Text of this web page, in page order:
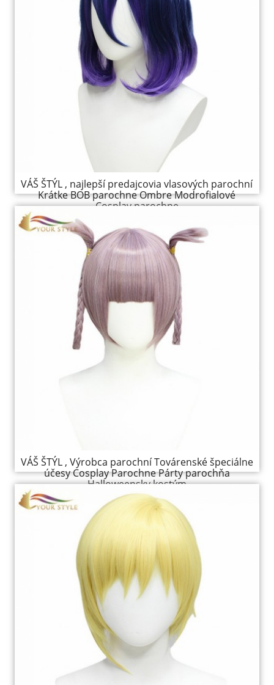
VÁŠ ŠTÝL , najlepší predajcovia vlasových parochní
Krátke BOB parochne Ombre Modrofialové
Cosplay parochne
VÁŠ ŠTÝL , Výrobca parochní Továrenské špeciálne
účesy Cosplay Parochne Párty parochňa
Halloweensky kostým